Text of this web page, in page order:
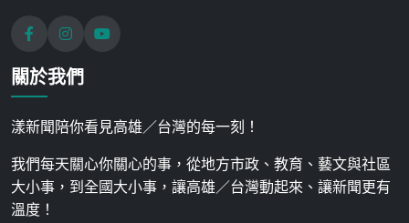
關於我們
漾新聞陪你看見高雄／台灣的每一刻！
我們每天關心你關心的事，從地方市政、教育、藝文與社區
大小事，到全國大小事，讓高雄／台灣動起來、讓新聞更有
溫度！